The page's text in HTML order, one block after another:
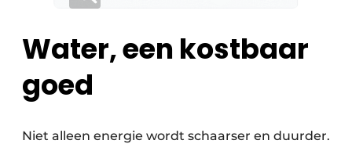
Water, een kostbaar
goed
Niet alleen energie wordt schaarser en duurder.